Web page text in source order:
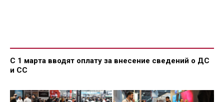
С 1 марта вводят оплату за внесение сведений о ДС
и СС